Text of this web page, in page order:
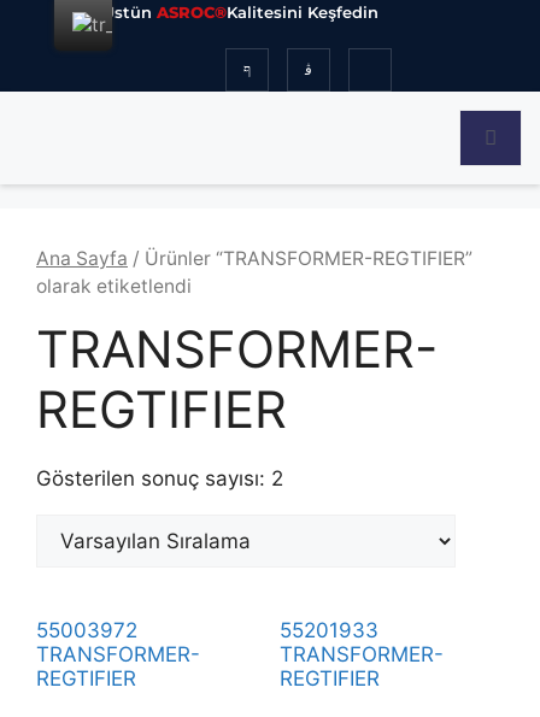
Üstün ASROC®Kalitesini Keşfedin
Ana Sayfa / Ürünler “TRANSFORMER-REGTIFIER”
olarak etiketlendi
TRANSFORMER-
REGTIFIER
Gösterilen sonuç sayısı: 2
55003972
TRANSFORMER-
REGTIFIER
55201933
TRANSFORMER-
REGTIFIER